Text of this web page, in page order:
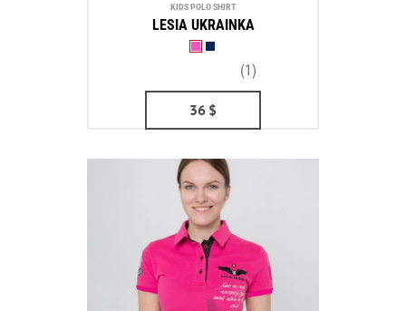
KIDS POLO SHIRT
LESIA UKRAINKA
(1)
36 $